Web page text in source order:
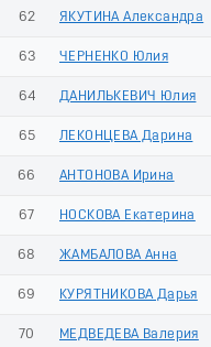
62 ЯКУТИНА Александра
63 ЧЕРНЕНКО Юлия
64 ДАНИЛЬКЕВИЧ Юлия
65 ЛЕКОНЦЕВА Дарина
66 АНТОНОВА Ирина
67 НОСКОВА Екатерина
68 ЖАМБАЛОВА Анна
69 КУРЯТНИКОВА Дарья
70 МЕДВЕДЕВА Валерия